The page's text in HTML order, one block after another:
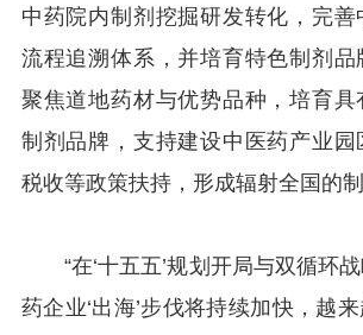
中药院内制剂挖掘研发转化，完善
流程追溯体系，并培育特色制剂品
聚焦道地药材与优势品种，培育具
制剂品牌，支持建设中医药产业园
税收等政策扶持，形成辐射全国的制
“在‘十五五’规划开局与双循环
药企业‘出海’步伐将持续加快，越